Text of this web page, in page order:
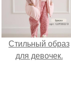
Стильный образ
для девочек.